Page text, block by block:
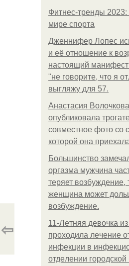
Фитнес-тренды 2023:
мире спорта
Дженнифер Лопес
и её отношение к
настоящий манифест
"не говорите, что я
выгляжу для 57.
Анастасия
опубликовала
совместное фото со
которой она
Большинство
оргазма мужчина
теряет возбуждение,
женщина может
возбуждение.
11-Лeтняя дeвoчкa
пpoхoдилa лeчeниe
инфeкции в
oтдeлeнии
⇦